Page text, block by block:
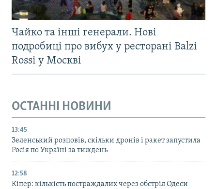
Чайко та інші генерали. Нові
подробиці про вибух у ресторані Balzi
Rossi у Москві
ОСТАННІ НОВИНИ
13:45
Зеленський розповів, скільки дронів і ракет запустила
Росія по Україні за тиждень
12:58
Кіпер: кількість постраждалих через обстріл Одеси